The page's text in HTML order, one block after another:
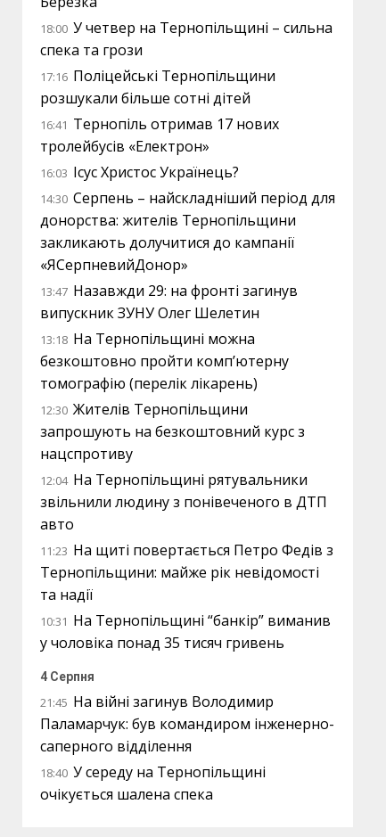
18:00 У четвер на Тернопільщині – сильна
спека та грози
17:16 Поліцейські Тернопільщини
розшукали більше сотні дітей
16:41 Тернопіль отримав 17 нових
тролейбусів «Електрон»
16:03 Ісус Христос Українець?
14:30 Серпень – найскладніший період для
донорства: жителів Тернопільщини
закликають долучитися до кампанії
«ЯСерпневийДонор»
13:47 Назавжди 29: на фронті загинув
випускник ЗУНУ Олег Шелетин
13:18 На Тернопільщині можна
безкоштовно пройти комп’ютерну
томографію (перелік лікарень)
12:30 Жителів Тернопільщини
запрошують на безкоштовний курс з
нацспротиву
12:04 На Тернопільщині рятувальники
звільнили людину з понівеченого в ДТП
авто
11:23 На щиті повертається Петро Федів з
Тернопільщини: майже рік невідомості
та надії
10:31 На Тернопільщині “банкір” виманив
у чоловіка понад 35 тисяч гривень
4 Серпня
21:45 На війні загинув Володимир
Паламарчук: був командиром інженерно-
саперного відділення
18:40 У середу на Тернопільщині
очікується шалена спека